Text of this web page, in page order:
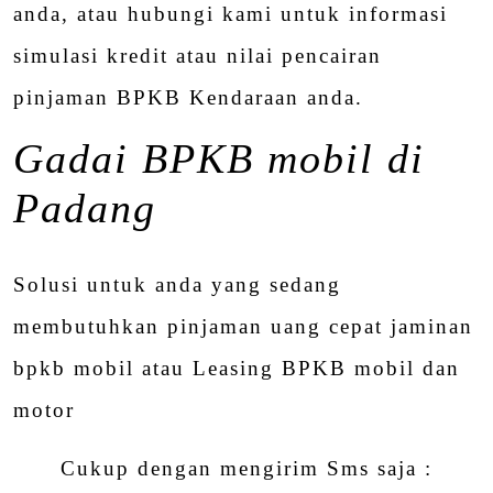
anda, atau hubungi kami untuk informasi
simulasi kredit atau nilai pencairan
pinjaman BPKB Kendaraan anda.
Gadai BPKB mobil di
Padang
Solusi untuk anda yang sedang
membutuhkan pinjaman uang cepat jaminan
bpkb mobil atau Leasing BPKB mobil dan
motor
Cukup dengan mengirim Sms saja :